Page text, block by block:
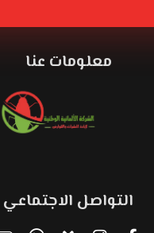
معلومات عنا
التواصل الاجتماعي